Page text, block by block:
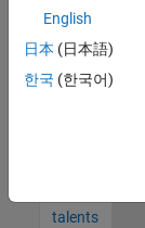
d'offre
corresponde
à vos
talents
English
日本 (日本語)
한국 (한국어)